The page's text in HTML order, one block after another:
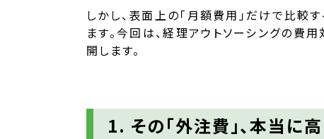
しかし、表面上の「月額費用」だけで比較
ます。今回は、経理アウトソーシングの費
開します。
1. その「外注費」、本当に